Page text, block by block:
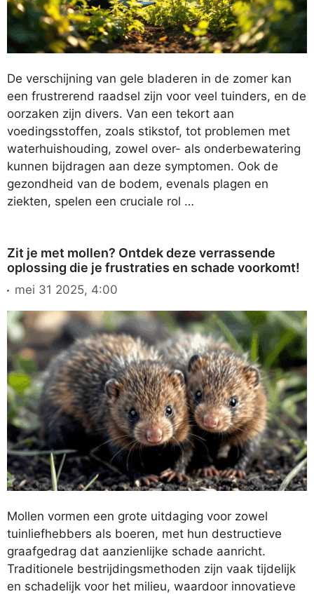
De verschijning van gele bladeren in de zomer kan
een frustrerend raadsel zijn voor veel tuinders, en de
oorzaken zijn divers. Van een tekort aan
voedingsstoffen, zoals stikstof, tot problemen met
waterhuishouding, zowel over- als onderbewatering
kunnen bijdragen aan deze symptomen. Ook de
gezondheid van de bodem, evenals plagen en
ziekten, spelen een cruciale rol …
Zit je met mollen? Ontdek deze verrassende
oplossing die je frustraties en schade voorkomt!
mei 31 2025, 4:00
Mollen vormen een grote uitdaging voor zowel
tuinliefhebbers als boeren, met hun destructieve
graafgedrag dat aanzienlijke schade aanricht.
Traditionele bestrijdingsmethoden zijn vaak tijdelijk
en schadelijk voor het milieu, waardoor innovatieve